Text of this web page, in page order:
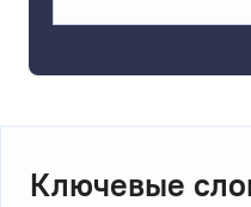
Ключевые